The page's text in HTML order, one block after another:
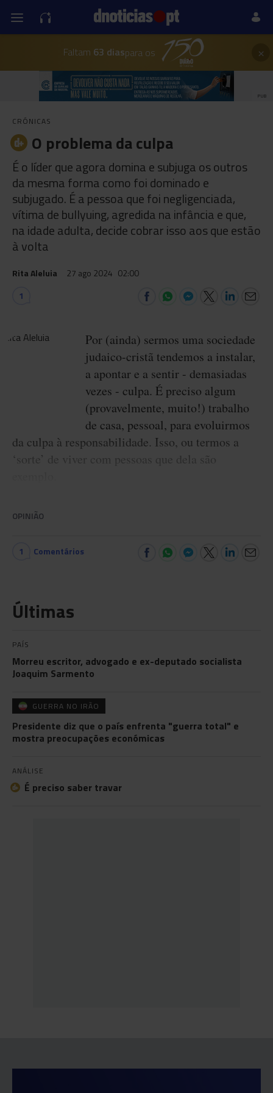
Faltam 63 diaspara os ×
PUB
CRÓNICAS
O problema da culpa
É o líder que agora domina e subjuga os outros
da mesma forma como foi dominado e
subjugado. É a pessoa que foi negligenciada,
vítima de bullyuing, agredida na infância e que,
na idade adulta, decide cobrar isso aos que estão
à volta
Rita Aleluia 27 ago 2024 02:00
1
Por (ainda) sermos uma sociedade
judaico-cristã tendemos a instalar,
a apontar e a sentir - demasiadas
vezes - culpa. É preciso algum
(provavelmente, muito!) trabalho
de casa, pessoal, para evoluirmos
da culpa à responsabilidade. Isso, ou termos a
‘sorte’ de viver com pessoas que dela são
OPINIÃO
1 Comentários
Últimas
PAÍS
Morreu escritor, advogado e ex-deputado socialista
Joaquim Sarmento
GUERRA NO IRÃO
Presidente diz que o país enfrenta "guerra total" e
mostra preocupações económicas
ANÁLISE
É preciso saber travar